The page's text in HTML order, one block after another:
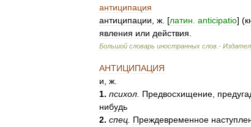
антиципация
антиципации ж . [латин anticipatio] (
явления или действия
Большой словарь иностранных слов .-
АНТИЦИПАЦИЯ
и ж
1. психол Предвосхищение
нибудь
2. спец Преждевременное